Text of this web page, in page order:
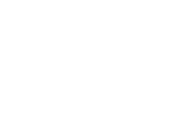
竜